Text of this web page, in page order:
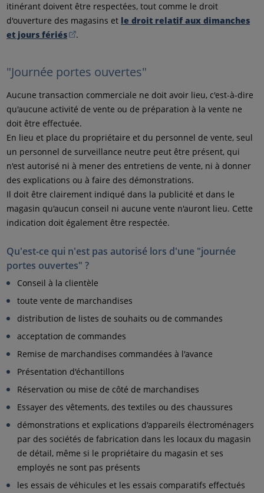
itinérant doivent être respectées, tout comme le droit
d'ouverture des magasins et le droit relatif aux dimanches
et jours fériés
.
"Journée portes ouvertes"
Aucune transaction commerciale ne doit avoir lieu, c'est-à-dire
qu'aucune activité de vente ou de préparation à la vente ne
doit être effectuée.
En lieu et place du propriétaire et du personnel de vente, seul
un personnel de surveillance neutre peut être présent, qui
n'est autorisé ni à mener des entretiens de vente, ni à donner
des explications ou à faire des démonstrations.
Il doit être clairement indiqué dans la publicité et dans le
magasin qu'aucun conseil ni aucune vente n'auront lieu. Cette
indication doit également être respectée.
Qu'est-ce qui n'est pas autorisé lors d'une "journée
portes ouvertes" ?
Conseil à la clientèle
toute vente de marchandises
distribution de listes de souhaits ou de commandes
acceptation de commandes
Remise de marchandises commandées à l'avance
Présentation d'échantillons
Réservation ou mise de côté de marchandises
Essayer des vêtements, des textiles ou des chaussures
démonstrations et explications d'appareils électroménagers
par des sociétés de fabrication dans les locaux du magasin
de détail, même si le propriétaire du magasin et ses
employés ne sont pas présents
les essais de véhicules et les essais comparatifs effectués